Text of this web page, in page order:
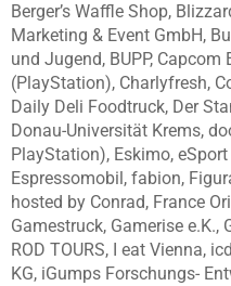
Berger’s Waffle Shop,
Marketing & Event GmbH,
und Jugend, BUPP,
(PlayStation), Charlyfresh,
Daily Deli Foodtruck, Der
Donau-Universität Krems,
PlayStation), Eskimo,
Espressomobil, fabion,
hosted by Conrad, France
Gamestruck, Gamerise e.K.,
ROD TOURS, I eat Vienna,
KG, iGumps Forschungs-